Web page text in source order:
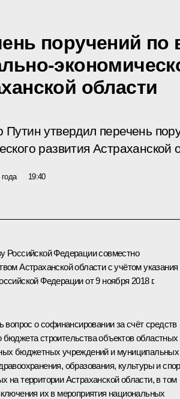
поручений по
области
утвердил перечень
развития Астраханской
19:40
Российской Федерации совместно
Астраханской области с учётом указания
Федерации от 9 ноября 2018 г.
вопрос о софинансировании за счёт средств
бюджета строительства объектов областных
бюджетных учреждений и муниципальных
образования, культуры и
на территории Астраханской области, в том
их в мероприятия национальных